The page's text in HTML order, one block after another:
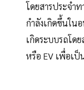
โดยสารประจำ
กำลังเกิดขึ้นใน
เกิดระบบรถโด
หรือ EV เพื่อเ